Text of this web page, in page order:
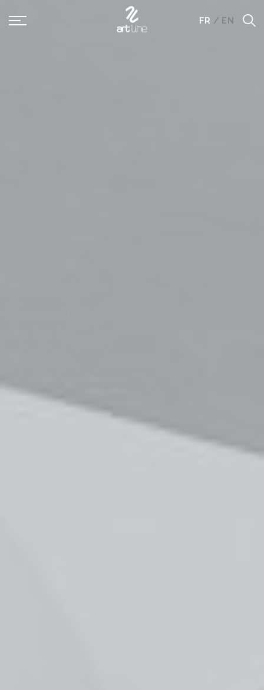
FR / EN
Panneau de gestion des cookies